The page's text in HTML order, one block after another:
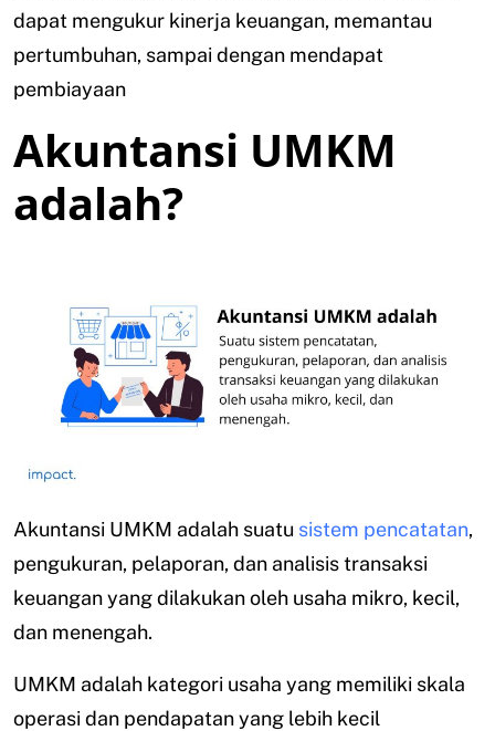
dapat mengukur kinerja keuangan, memantau
pertumbuhan, sampai dengan mendapat
pembiayaan
Akuntansi UMKM
adalah?
Akuntansi UMKM adalah suatu sistem pencatatan,
pengukuran, pelaporan, dan analisis transaksi
keuangan yang dilakukan oleh usaha mikro, kecil,
dan menengah.
UMKM adalah kategori usaha yang memiliki skala
operasi dan pendapatan yang lebih kecil